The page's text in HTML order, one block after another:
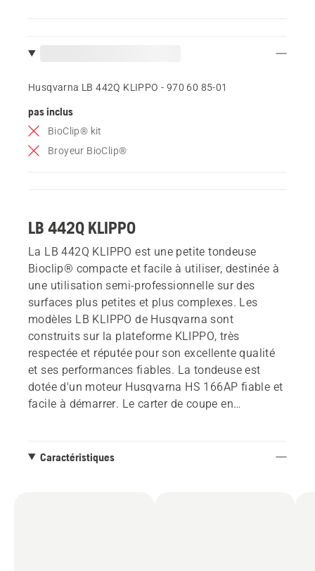
Husqvarna LB 442Q KLIPPO - 970 60 85‑01
pas inclus
BioClip® kit
Broyeur BioClip®
LB 442Q KLIPPO
La LB 442Q KLIPPO est une petite tondeuse
Bioclip® compacte et facile à utiliser, destinée à
une utilisation semi-professionnelle sur des
surfaces plus petites et plus complexes. Les
modèles LB KLIPPO de Husqvarna sont
construits sur la plateforme KLIPPO, très
respectée et réputée pour son excellente qualité
et ses performances fiables. La tondeuse est
dotée d'un moteur Husqvarna HS 166AP fiable et
facile à démarrer. Le carter de coupe en
compact et des composants professionnels de
Caractéristiques